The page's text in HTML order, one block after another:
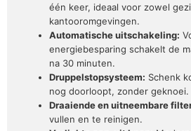
één keer, ideaal voor zowel
kantooromgevingen.
Automatische uitschakeling:
energiebesparing schakelt de
na 30 minuten.
Druppelstopsysteem: Schenk
nog doorloopt, zonder geknoei.
Draaiende en uitneembare
vullen en te reinigen.